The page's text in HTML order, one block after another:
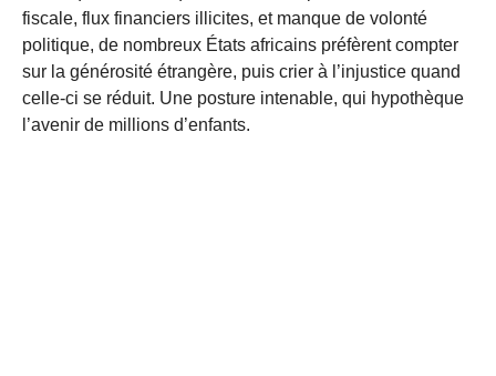
fiscale, flux financiers illicites, et manque de volonté
politique, de nombreux États africains préfèrent compter
sur la générosité étrangère, puis crier à l’injustice quand
celle-ci se réduit. Une posture intenable, qui hypothèque
l’avenir de millions d’enfants.